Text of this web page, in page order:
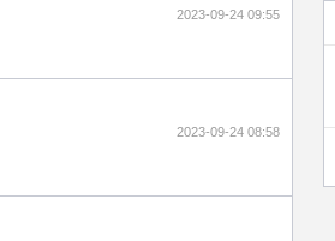
2023-09-24 09:55
2023-09-24 08:58